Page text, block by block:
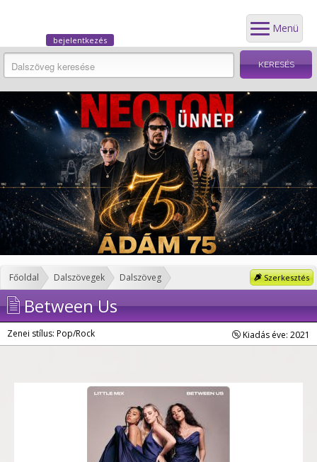
Menü
bejelentkezés
Szerkesztés
Főoldal Dalszövegek Dalszöveg
Between Us
Zenei stílus: Pop/Rock Kiadás éve: 2021